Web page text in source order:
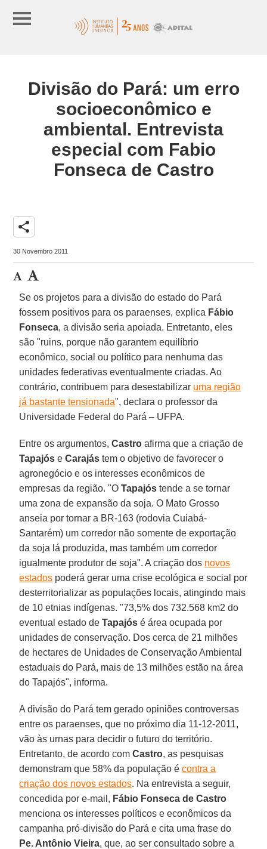
Divisão do Pará: um erro
socioeconômico e
ambiental. Entrevista
especial com Fabio
Fonseca de Castro
share
30 Novembro 2011
Se os projetos para a divisão do estado do Pará
fossem positivos para os paraenses, explica Fábio
Fonseca, a divisão seria apoiada. Entretanto, eles
são "ruins, porque não garantem equilíbrio
econômico, social ou político para nenhuma das
unidades federativas eventualmente criadas. Ao
contrário, contribuem para desestabilizar uma região
já bastante tensionada", declara o professor da
Universidade Federal do Pará – UFPA.
Entre os argumentos,Castroafirma que a criação de
Tapajós eCarajás tem o objetivo de favorecer o
agronegócio e os interesses econômicos de
empresas da região. "OTapajós tende a se tornar
uma zona de expansão da soja. O Mato Grosso
anseia por tornar a BR-163 (rodovia Cuiabá-
Santarém) um corredor não somente de exportação
da soja lá produzida, mas também um corredor
igualmente produtor de soja". A criação dos novos
estados poderá gerar uma crise ecológica e social por
desterritorializar as populações locais, atingindo mais
de 10 etnias indígenas. "73,5% dos 732.568 km2 do
eventual estado deTapajós é área ocupada por
unidades de conservação. Dos cerca de 21 milhões
de hectares de Unidades de Conservação Ambiental
estaduais do Pará, mais de 13 milhões estão na área
do Tapajós", informa.
A divisão do Pará tem gerado opiniões controversas
entre os paraenses, que no próximo dia 11-12-2011,
vão às urnas para decidir o futuro do território.
Entretanto, de acordo comCastro, as pesquisas
demonstram que 58% da população écontra a
criação dos novos estados. Na entrevista a seguir,
concedida por e-mail, Fábio Fonseca de Castro
menciona os interesses políticos e econômicos da
campanha pró-divisão do Pará e cita uma frase do
Pe. Antônio Vieira, que, ao ser consultado sobre a